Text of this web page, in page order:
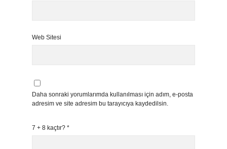
Web Sitesi
Daha sonraki yorumlarımda kullanılması için adım, e-posta
adresim ve site adresim bu tarayıcıya kaydedilsin.
7 + 8 kaçtır? *